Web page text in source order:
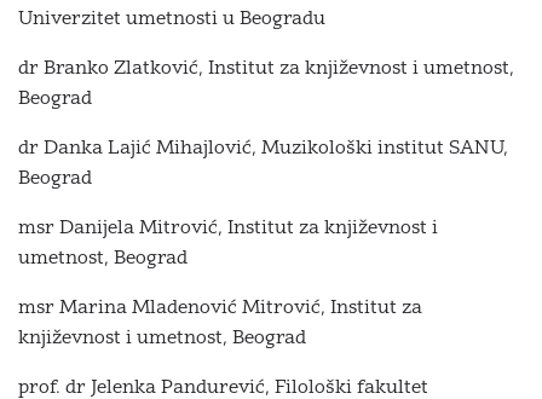
Univerzitet umetnosti u Beogradu
dr Branko Zlatković, Institut za književnost i umetnost,
Beograd
dr Danka Lajić Mihajlović, Muzikološki institut SANU,
Beograd
msr Danijela Mitrović, Institut za književnost i
umetnost, Beograd
msr Marina Mladenović Mitrović, Institut za
književnost i umetnost, Beograd
prof. dr Jelenka Pandurević, Filološki fakultet